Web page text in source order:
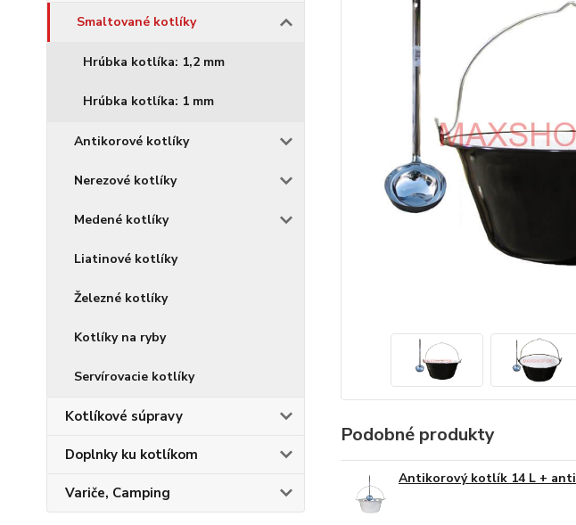
Smaltované kotlíky
Hrúbka kotlíka: 1,2 mm
Hrúbka kotlíka: 1 mm
Antikorové kotlíky
Nerezové kotlíky
Medené kotlíky
Liatinové kotlíky
Železné kotlíky
Kotlíky na ryby
Servírovacie kotlíky
Kotlíkové súpravy
Doplnky ku kotlíkom
Variče, Camping
Podobné produkty
Antikorový kotlík 14 L +